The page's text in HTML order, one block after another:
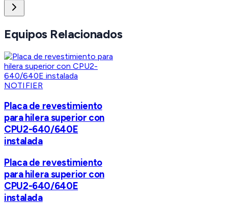
Equipos Relacionados
NOTIFIER
Placa de revestimiento
para hilera superior con
CPU2-640/640E
instalada
Placa de revestimiento
para hilera superior con
CPU2-640/640E
instalada